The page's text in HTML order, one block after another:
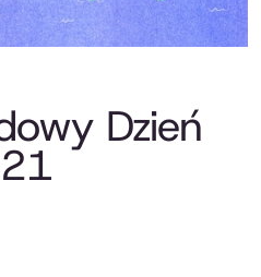
Dzień